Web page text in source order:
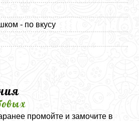
- по вкусу
промойте и замочите в